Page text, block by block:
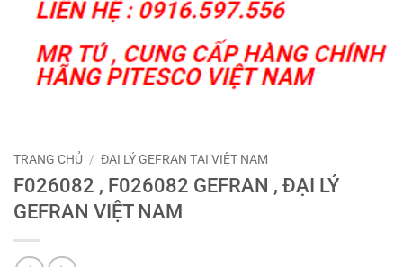
TRANG CHỦ / ĐẠI LÝ GEFRAN TẠI VIỆT NAM
F026082 , F026082 GEFRAN , ĐẠI LÝ
GEFRAN VIỆT NAM